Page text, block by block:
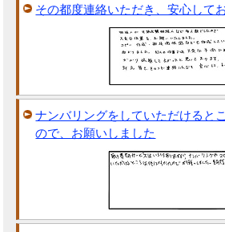
その都度連絡いただき、安心して
ナンバリングをしていただけると
ので、お願いしました